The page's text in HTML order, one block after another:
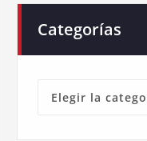
Categorías
Categorías